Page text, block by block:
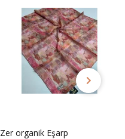
Zer organik Eşarp